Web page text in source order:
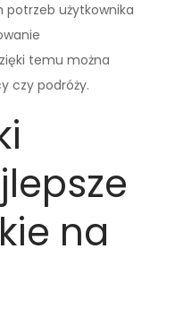
użytkownika
temu można
czy podróży.
na